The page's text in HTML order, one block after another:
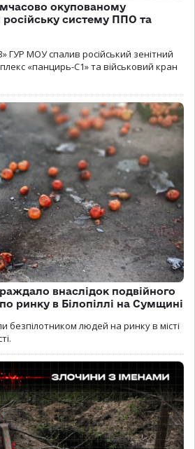
окупованому
російську систему ППО та
ГУР МОУ спалив російський зенітний
«панцирь-С1» та військовий кран
внаслідок подвійного
ринку в Білопіллі на Сумщині
безпілотником людей на ринку в місті